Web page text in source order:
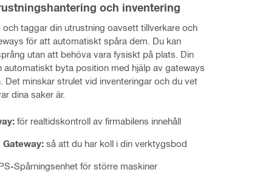
och inventering
och taggar din utrustning oavsett tillverkare och
för att automatiskt spåra dem. Du kan
utan att behöva vara fysiskt på plats. Din
automatiskt byta position med hjälp av gateways
Det minskar strulet vid inventeringar och du vet
dina saker är.
för realtidskontroll av firmabilens innehåll
så att du har koll i din verktygsbod
-Spårningsenhet för större maskiner